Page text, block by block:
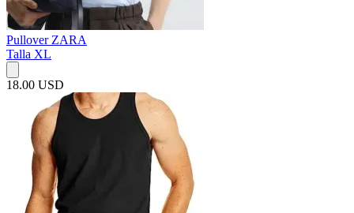
Pullover ZARA
Talla XL
18.00 USD